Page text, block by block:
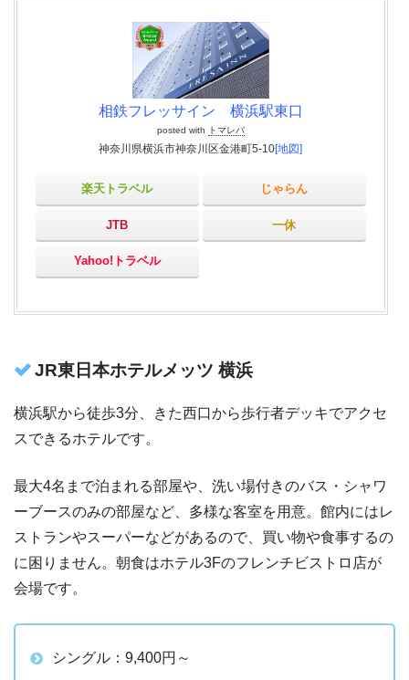
相鉄フレッサイン 横浜駅東口
posted with トマレバ
神奈川県横浜市神奈川区金港町5-10[地図]
楽天トラベル じゃらん
JTB 一休
Yahoo!トラベル
JR東日本ホテルメッツ 横浜
横浜駅から徒歩3分、きた西口から歩行者デッキでアクセ
スできるホテルです。
最大4名まで泊まれる部屋や、洗い場付きのバス・シャワ
ーブースのみの部屋など、多様な客室を用意。館内にはレ
ストランやスーパーなどがあるので、買い物や食事するの
に困りません。朝食はホテル3Fのフレンチビストロ店が
会場です。
シングル：9,400円～